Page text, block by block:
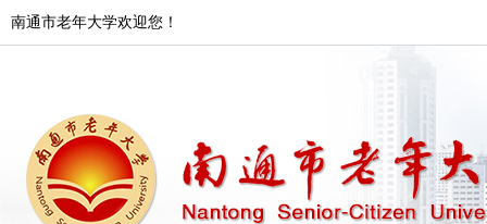
南通市老年大学欢迎您！